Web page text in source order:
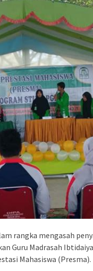
rangka mengasah
Guru Madrasah
Mahasiswa (Presma).